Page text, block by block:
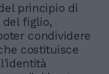
principio di
del figlio,
condividere
costituisce